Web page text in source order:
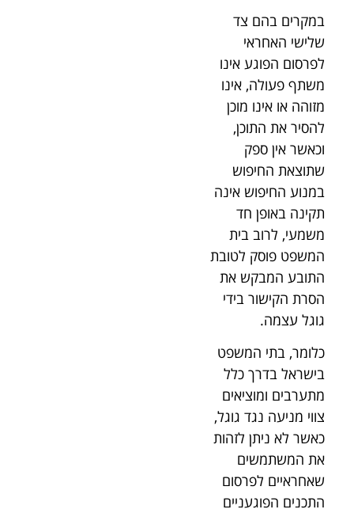
במקרים בהם צד
שלישי האחראי
לפרסום הפוגע אינו
משתף פעולה, אינו
מזוהה או אינו מוכן
להסיר את התוכן,
וכאשר אין ספק
שתוצאת החיפוש
במנוע החיפוש אינה
תקינה באופן חד
משמעי, לרוב בית
המשפט פוסק לטובת
התובע המבקש את
הסרת הקישור בידי
גוגל עצמה.
כלומר, בתי המשפט
בישראל בדרך כלל
מתערבים ומוציאים
צווי מניעה נגד גוגל,
כאשר לא ניתן לזהות
את המשתמשים
שאחראיים לפרסום
התכנים הפוגעניים